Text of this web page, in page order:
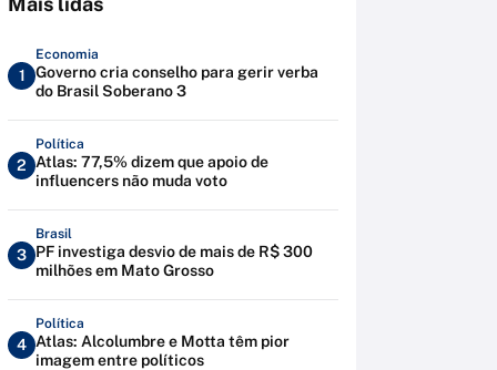
1
Economia
Governo cria conselho para gerir verba
do Brasil Soberano 3
2
Política
Atlas: 77,5% dizem que apoio de
influencers não muda voto
3
Brasil
PF investiga desvio de mais de R$ 300
milhões em Mato Grosso
4
Política
Atlas: Alcolumbre e Motta têm pior
imagem entre políticos